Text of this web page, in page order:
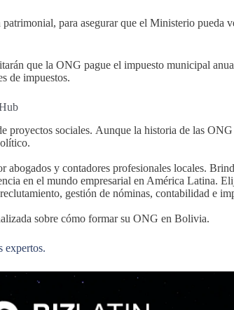
para asegurar que el Ministerio pueda
que la ONG pague el impuesto municipal
de impuestos.
proyectos sociales. Aunque la historia de las
y contadores profesionales locales.
en el mundo empresarial en América Latina.
gestión de nóminas, contabilidad e
sobre cómo formar su ONG en Bolivia.
expertos.